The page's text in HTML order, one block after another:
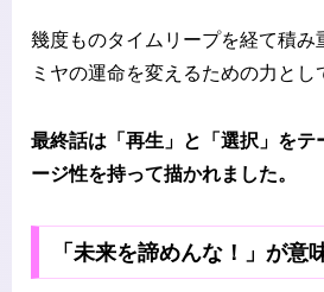
幾度ものタイムリープを経て積み
ミヤの運命を変えるための力とし
最終話は「再生」と「選択」をテ
ージ性を持って描かれました。
「未来を諦めんな！」が意